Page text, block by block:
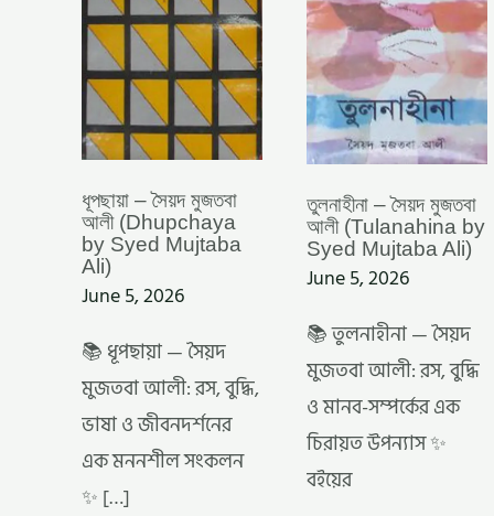
ধূপছায়া – সৈয়দ মুজতবা
আলী (Dhupchaya
by Syed Mujtaba
Ali)
June 5, 2026
📚 ধূপছায়া — সৈয়দ
মুজতবা আলী: রস, বুদ্ধি,
ভাষা ও জীবনদর্শনের
এক মননশীল সংকলন
✨ […]
MUJTABA
ALI)
তুলনাহীনা – সৈয়দ মুজতবা
আলী (Tulanahina by
Syed Mujtaba Ali)
June 5, 2026
📚 তুলনাহীনা — সৈয়দ
মুজতবা আলী: রস, বুদ্ধি
ও মানব-সম্পর্কের এক
চিরায়ত উপন্যাস ✨
বইয়ের
MUJTABA
ALI)